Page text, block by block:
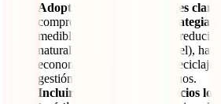
Adoptar políticas sostenibles claras:
comprometerse con una
estrategia
medible. Esto implica desde reducir
naturales (agua, energía, papel),
economía circular, como el
gestión responsable de residuos.
Incluir proveedores y servicios